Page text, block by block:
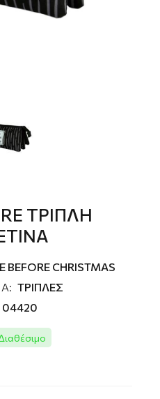
ΤΡΙΠΛΗ
BEFORE CHRISTMAS
ΤΡΙΠΛΕΣ
04420